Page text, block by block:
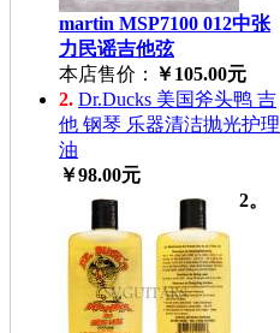
martin MSP7100 012中张
力民谣吉他弦
本店售价： ￥105.00元
2. Dr.Ducks 美国斧头鸭 吉
他 钢琴 乐器清洁抛光护理
油
￥98.00元
2。